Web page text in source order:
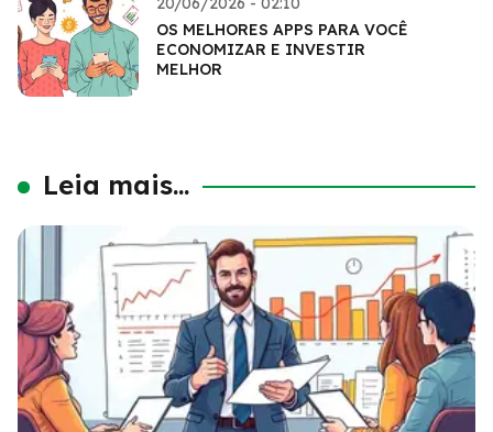
OS MELHORES APPS PARA VOCÊ
ECONOMIZAR E INVESTIR
MELHOR
Leia mais...